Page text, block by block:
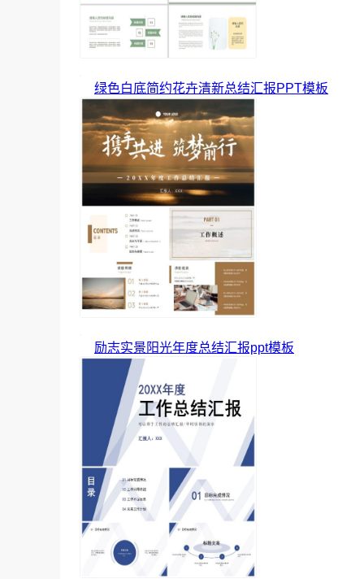
绿色白底简约花卉清新总结汇报PPT模板
励志实景阳光年度总结汇报ppt模板